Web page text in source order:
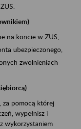
na koncie w ZUS,
ubezpieczonego,
zwolnieniach
za pomocą której
wypełnisz i
wykorzystaniem